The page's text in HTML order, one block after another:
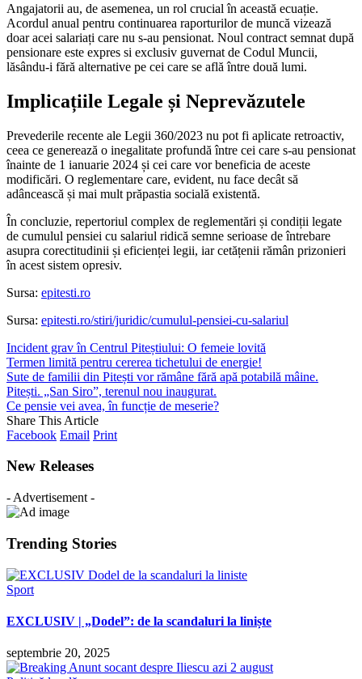
Angajatorii au, de asemenea, un rol crucial în această ecuație.
Acordul anual pentru continuarea raporturilor de muncă vizează
doar acei salariați care nu s-au pensionat. Noul contract semnat după
pensionare este expres si exclusiv guvernat de Codul Muncii,
lăsându-i fără alternative pe cei care se află între două lumi.
Implicațiile Legale și Neprevăzutele
Prevederile recente ale Legii 360/2023 nu pot fi aplicate retroactiv,
ceea ce generează o inegalitate profundă între cei care s-au pensionat
înainte de 1 ianuarie 2024 și cei care vor beneficia de aceste
modificări. O reglementare care, evident, nu face decât să
adâncească și mai mult prăpastia socială existentă.
În concluzie, repertoriul complex de reglementări și condiții legate
de cumulul pensiei cu salariul ridică semne serioase de întrebare
asupra corectitudinii și eficienței legii, iar cetățenii rămân prizonieri
în acest sistem opresiv.
Sursa: epitesti.ro
Sursa: epitesti.ro/stiri/juridic/cumulul-pensiei-cu-salariul
Incident grav în Centrul Piteștiului: O femeie lovită
Termen limită pentru cererea tichetului de energie!
Sute de familii din Pitești vor rămâne fără apă potabilă mâine.
Pitești. „San Siro”, terenul nou inaugurat.
Ce pensie vei avea, în funcție de meserie?
Share This Article
Facebook Email Print
New Releases
- Advertisement -
Trending Stories
Sport
EXCLUSIV | „Dodel”: de la scandaluri la liniște
septembrie 20, 2025